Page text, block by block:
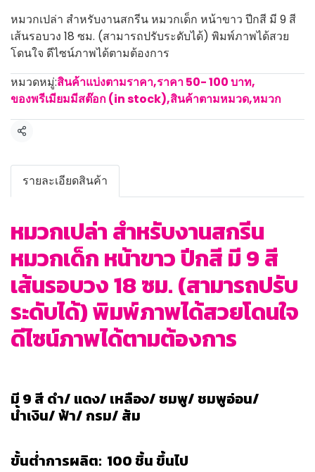
หมวกเปล่า สำหรับงานสกรีน หมวกเด็ก หน้าขาว ปีกสี มี 9 สี
เส้นรอบวง 18 ซม. (สามารถปรับระดับได้) พิมพ์ภาพได้สวย
โดนใจ ดีไซน์ภาพได้ตามต้องการ
หมวดหมู่:สินค้าแบ่งตามราคา,ราคา 50- 100 บาท,
ของพรีเมียมมีสต๊อก (in stock),สินค้าตามหมวด,หมวก
แชร์
รายละเอียดสินค้า
หมวกเปล่า สำหรับงานสกรีน
หมวกเด็ก หน้าขาว ปีกสี มี 9 สี
เส้นรอบวง 18 ซม. (สามารถปรับ
ระดับได้) พิมพ์ภาพได้สวยโดนใจ
ดีไซน์ภาพได้ตามต้องการ
มี 9 สี ดำ/ แดง/ เหลือง/ ชมพู/ ชมพูอ่อน/
น้ำเงิน/ ฟ้า/ กรม/ ส้ม
ขั้นต่ำการผลิต: 100 ชิ้น ขึ้นไป